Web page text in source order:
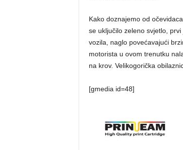
Kako doznajemo od
se uključilo zeleno svjetlo,
vozila, naglo povećavajući
motorista u ovom trenutku
na krov. Velikogorička
[gmedia id=48]